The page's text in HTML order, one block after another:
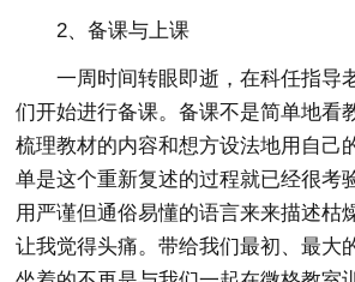
2、备课与上课
一周时间转眼即逝，在科任指导
们开始进行备课。备课不是简单地看
梳理教材的内容和想方设法地用自己
单是这个重新复述的过程就已经很考
用严谨但通俗易懂的语言来来描述枯
让我觉得头痛。带给我们最初、最大